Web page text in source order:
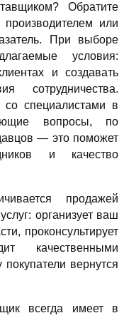
Обратите
или
При выборе
условия:
и создавать
сотрудничества.
со специалистами в
вопросы, по
— это поможет
и качество
продажей
организует ваш
проконсультирует
качественными
вернутся
всегда имеет в